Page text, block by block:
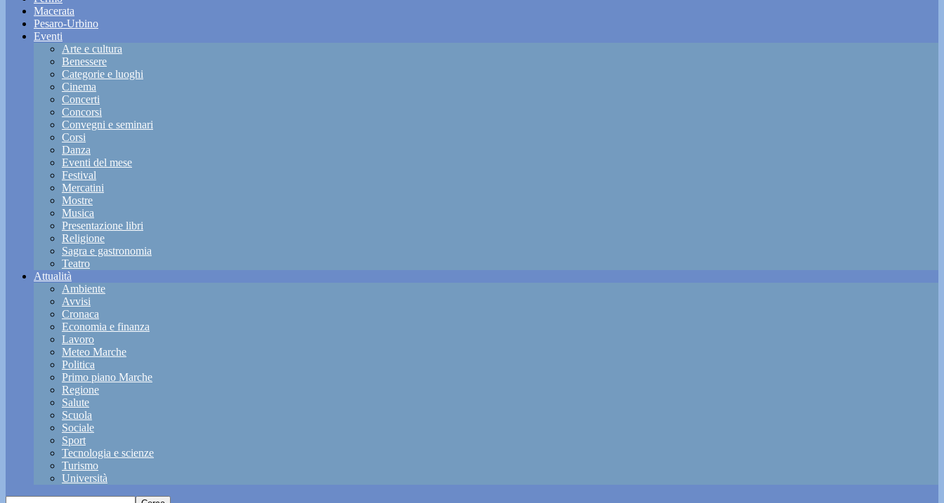
Macerata
Pesaro-Urbino
Eventi
Arte e cultura
Benessere
Categorie e luoghi
Cinema
Concerti
Concorsi
Convegni e seminari
Corsi
Danza
Eventi del mese
Festival
Mercatini
Mostre
Musica
Presentazione libri
Religione
Sagra e gastronomia
Teatro
Attualità
Ambiente
Avvisi
Cronaca
Economia e finanza
Lavoro
Meteo Marche
Politica
Primo piano Marche
Regione
Salute
Scuola
Sociale
Sport
Tecnologia e scienze
Turismo
Università